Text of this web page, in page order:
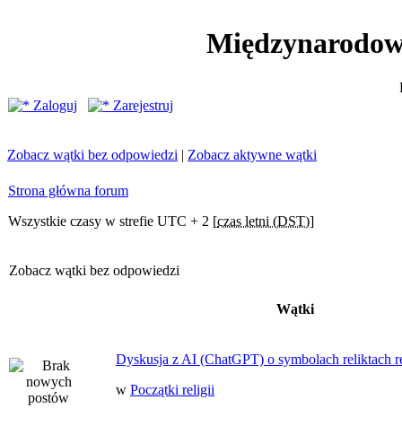
Zaloguj
Zarejestruj
Zobacz wątki bez odpowiedzi | Zobacz aktywne wątki
Strona główna forum
Wszystkie czasy w strefie UTC + 2 [czas letni (DST)]
Zobacz wątki bez odpowiedzi
Wątki
Dyskusja z AI (ChatGPT) o symbolach reliktach
w Początki religii